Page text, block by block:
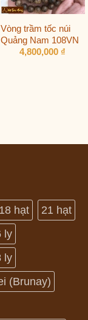
Vòng trầm tốc núi
Quảng Nam 108VN
4,800,000 ₫
18 hạt
21 hạt
ly
ly
(Brunay)